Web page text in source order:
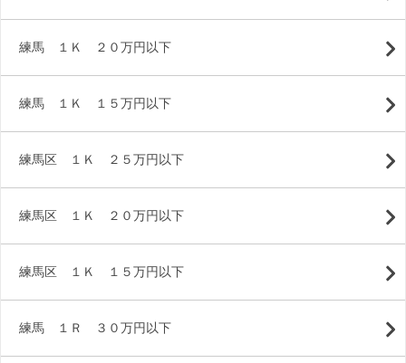
練馬 １Ｋ ２０万円以下
練馬 １Ｋ １５万円以下
練馬区 １Ｋ ２５万円以下
練馬区 １Ｋ ２０万円以下
練馬区 １Ｋ １５万円以下
練馬 １Ｒ ３０万円以下